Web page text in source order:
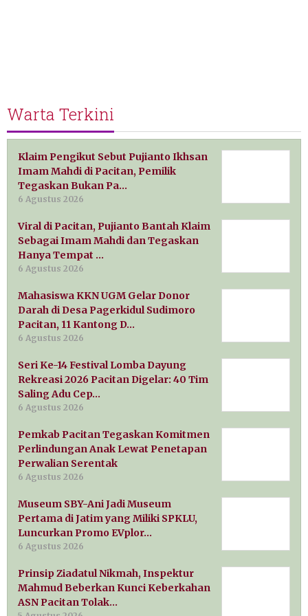
Warta Terkini
Klaim Pengikut Sebut Pujianto Ikhsan
Imam Mahdi di Pacitan, Pemilik
Tegaskan Bukan Pa…
6 Agustus 2026
Viral di Pacitan, Pujianto Bantah Klaim
Sebagai Imam Mahdi dan Tegaskan
Hanya Tempat …
6 Agustus 2026
Mahasiswa KKN UGM Gelar Donor
Darah di Desa Pagerkidul Sudimoro
Pacitan, 11 Kantong D…
6 Agustus 2026
Seri Ke-14 Festival Lomba Dayung
Rekreasi 2026 Pacitan Digelar: 40 Tim
Saling Adu Cep…
6 Agustus 2026
Pemkab Pacitan Tegaskan Komitmen
Perlindungan Anak Lewat Penetapan
Perwalian Serentak
6 Agustus 2026
Museum SBY-Ani Jadi Museum
Pertama di Jatim yang Miliki SPKLU,
Luncurkan Promo EVplor…
6 Agustus 2026
Prinsip Ziadatul Nikmah, Inspektur
Mahmud Beberkan Kunci Keberkahan
ASN Pacitan Tolak…